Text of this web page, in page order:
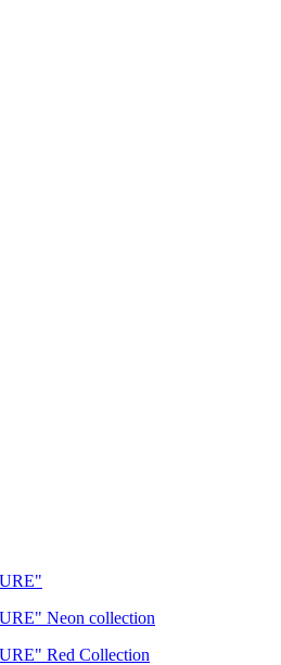
Neon collection
Red Collection